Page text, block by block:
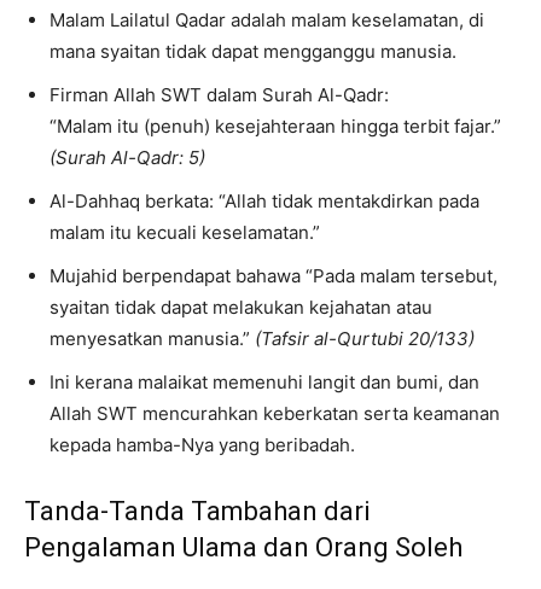
Malam Lailatul Qadar adalah malam keselamatan, di
mana syaitan tidak dapat mengganggu manusia.
Firman Allah SWT dalam Surah Al-Qadr:
“Malam itu (penuh) kesejahteraan hingga terbit fajar.”
(Surah Al-Qadr: 5)
Al-Dahhaq berkata: “Allah tidak mentakdirkan pada
malam itu kecuali keselamatan.”
Mujahid berpendapat bahawa “Pada malam tersebut,
syaitan tidak dapat melakukan kejahatan atau
menyesatkan manusia.” (Tafsir al-Qurtubi 20/133)
Ini kerana malaikat memenuhi langit dan bumi, dan
Allah SWT mencurahkan keberkatan serta keamanan
kepada hamba-Nya yang beribadah.
Tanda-Tanda Tambahan dari
Pengalaman Ulama dan Orang Soleh